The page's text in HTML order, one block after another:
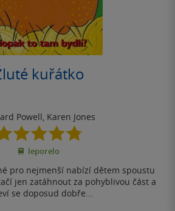
kuřátko
Powell, Karen Jones
4.8
z
5
leporelo
pro nejmenší nabízí dětem spoustu
jen zatáhnout za pohyblivou část a
se doposud dobře...